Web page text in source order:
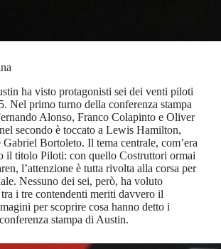
ha visto protagonisti sei dei venti piloti
Nel primo turno della conferenza stampa
Alonso, Franco Colapinto e Oliver
secondo è toccato a Lewis Hamilton,
Bortoleto. Il tema centrale, com’era
il titolo Piloti: con quello Costruttori ormai
l’attenzione è tutta rivolta alla corsa per
Nessuno dei sei, però, ha voluto
i tre contendenti meriti davvero il
per scoprire cosa hanno detto i
stampa di Austin.